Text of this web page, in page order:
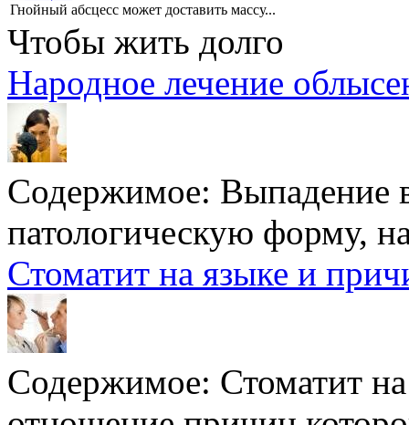
Гнойный абсцесс может доставить массу...
Чтобы жить долго
Народное лечение
Содержимое: Выпадение
патологическую форму,
Стоматит на языке и
Содержимое: Стоматит